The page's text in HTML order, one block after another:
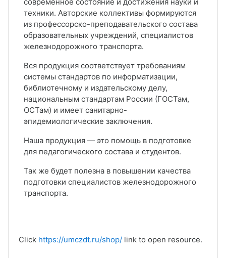
техники. Авторские коллективы формируются
из профессорско-преподавательского состава
образовательных учреждений, специалистов
железнодорожного транспорта.
Вся продукция соответствует требованиям
системы стандартов по информатизации,
библиотечному и издательскому делу,
национальным стандартам России (ГОСТам,
ОСТам) и имеет санитарно-
эпидемиологические заключения.
Наша продукция — это помощь в подготовке
для педагогического состава и студентов.
Так же будет полезна в повышении качества
подготовки специалистов железнодорожного
транспорта.
Click https://umczdt.ru/shop/ link to open resource.